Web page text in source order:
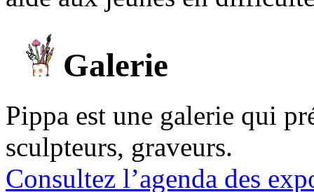
Galerie
Pippa est une galerie qui
sculpteurs, graveurs.
Consultez l’agenda des